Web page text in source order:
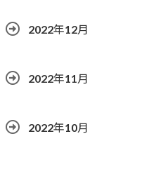
2022年12月
2022年11月
2022年10月